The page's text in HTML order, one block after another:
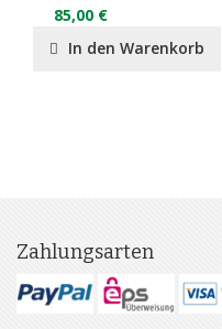
85,00 €
In den Warenkorb
Zahlungsarten